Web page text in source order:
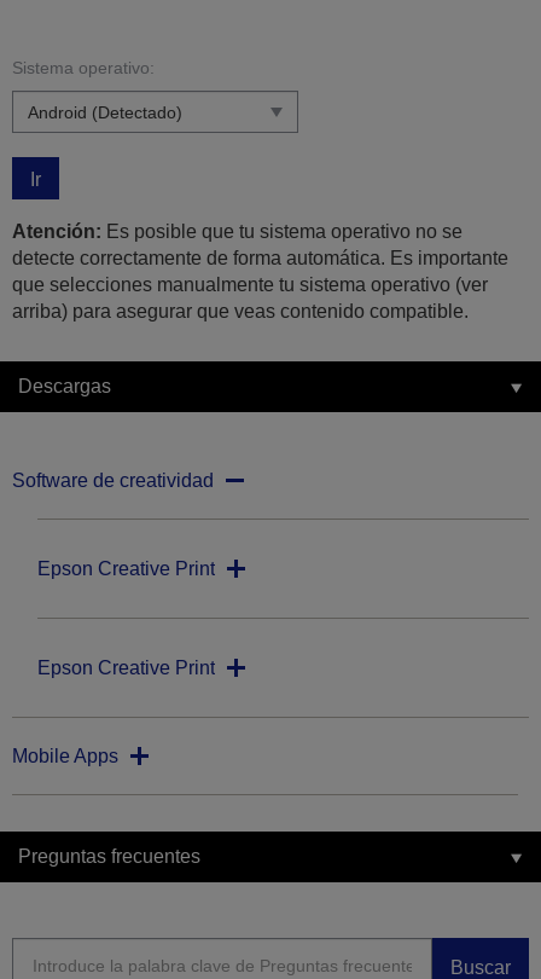
Sistema operativo:
Ir
Atención: Es posible que tu sistema operativo no se
detecte correctamente de forma automática. Es importante
que selecciones manualmente tu sistema operativo (ver
arriba) para asegurar que veas contenido compatible.
Descargas
Software de creatividad
Epson Creative Print
Epson Creative Print
Mobile Apps
Preguntas frecuentes
Buscar